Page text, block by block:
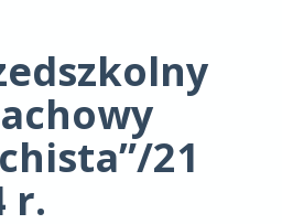
21
r.